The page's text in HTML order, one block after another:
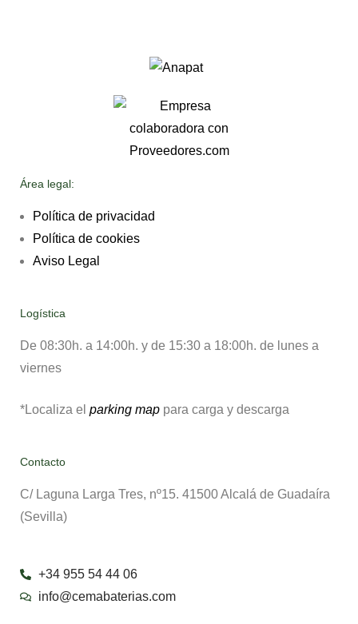
Área legal:
Política de privacidad
Política de cookies
Aviso Legal
Logística
De 08:30h. a 14:00h. y de 15:30 a 18:00h. de lunes a
viernes
*Localiza el parking map para carga y descarga
Contacto
C/ Laguna Larga Tres, nº15. 41500 Alcalá de Guadaíra
(Sevilla)
+34 955 54 44 06
info@cemabaterias.com